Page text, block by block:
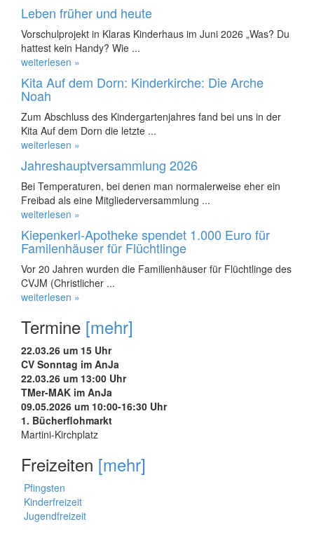
Leben früher und heute
Vorschulprojekt in Klaras Kinderhaus im Juni 2026 „Was? Du
hattest kein Handy? Wie ...
weiterlesen »
Kita Auf dem Dorn: Kinderkirche: Die Arche
Noah
Zum Abschluss des Kindergartenjahres fand bei uns in der
Kita Auf dem Dorn die letzte ...
weiterlesen »
Jahreshauptversammlung 2026
Bei Temperaturen, bei denen man normalerweise eher ein
Freibad als eine Mitgliederversammlung ...
weiterlesen »
Kiepenkerl-Apotheke spendet 1.000 Euro für
Familenhäuser für Flüchtlinge
Vor 20 Jahren wurden die Familienhäuser für Flüchtlinge des
CVJM (Christlicher ...
weiterlesen »
Termine [mehr]
22.03.26 um 15 Uhr
CV Sonntag im AnJa
22.03.26 um 13:00 Uhr
TMer-MAK im AnJa
09.05.2026 um 10:00-16:30 Uhr
1. Bücherflohmarkt
Martini-Kirchplatz
Freizeiten [mehr]
Pfingsten
Kinderfreizeit
Jugendfreizeit